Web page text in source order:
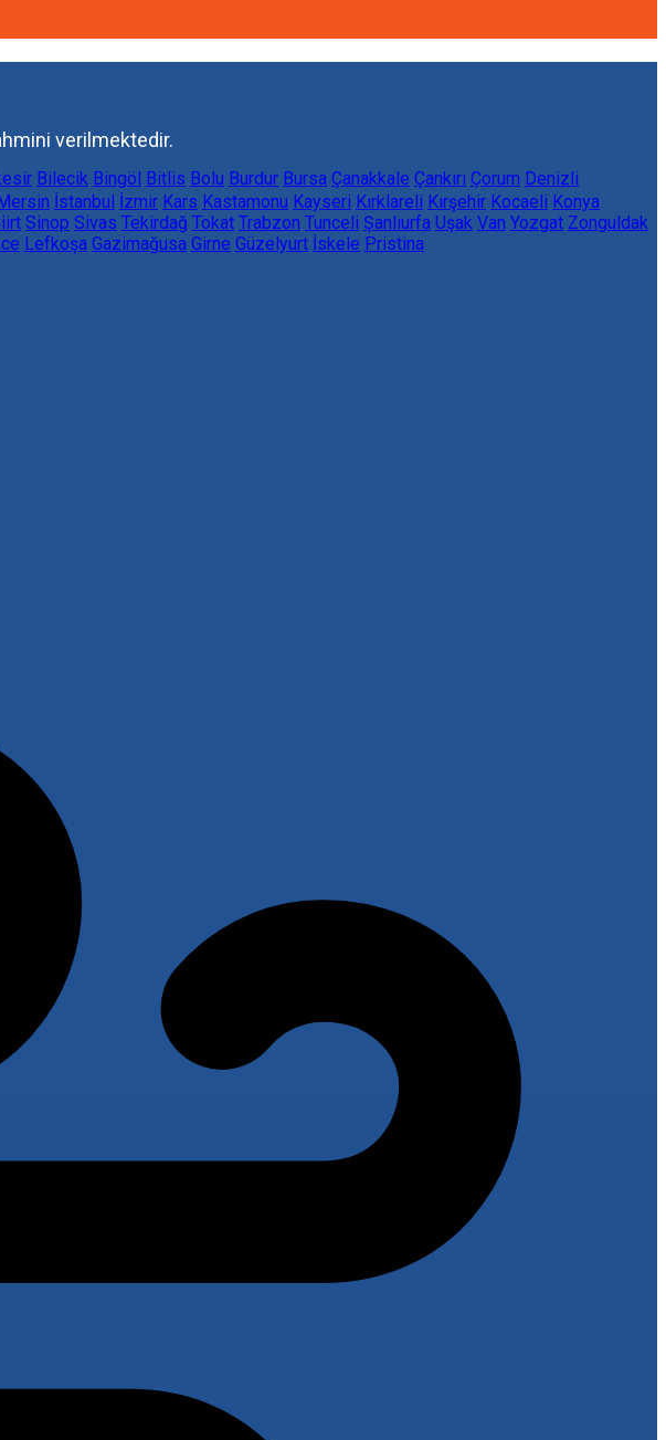
verilmektedir.
Bilecik Bingöl Bitlis Bolu Burdur Bursa Çanakkale Çankırı Çorum Denizli
İstanbul İzmir Kars Kastamonu Kayseri Kırklareli Kırşehir Kocaeli Konya
Sinop Sivas Tekirdağ Tokat Trabzon Tunceli Şanlıurfa Uşak Van Yozgat Zonguldak
Lefkoşa Gazimağusa Girne Güzelyurt İskele Pristina